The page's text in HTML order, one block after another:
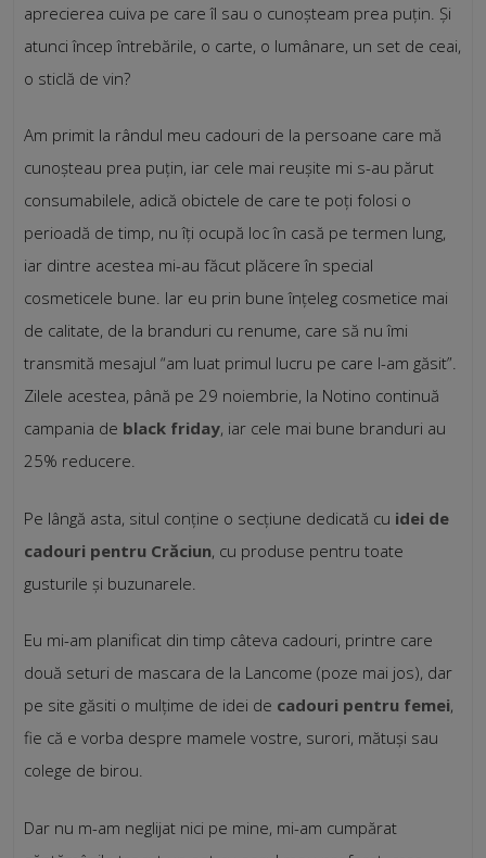
aprecierea cuiva pe care îl sau o cunoșteam prea puțin. Și
atunci încep întrebările, o carte, o lumânare, un set de ceai,
o sticlă de vin?
Am primit la rândul meu cadouri de la persoane care mă
cunoșteau prea puțin, iar cele mai reușite mi s-au părut
consumabilele, adică obictele de care te poți folosi o
perioadă de timp, nu îți ocupă loc în casă pe termen lung,
iar dintre acestea mi-au făcut plăcere în special
cosmeticele bune. Iar eu prin bune înțeleg cosmetice mai
de calitate, de la branduri cu renume, care să nu îmi
transmită mesajul “am luat primul lucru pe care l-am găsit”.
Zilele acestea, până pe 29 noiembrie, la Notino continuă
campania de black friday, iar cele mai bune branduri au
25% reducere.
Pe lângă asta, situl conține o secțiune dedicată cu idei de
cadouri pentru Crăciun, cu produse pentru toate
gusturile și buzunarele.
Eu mi-am planificat din timp câteva cadouri, printre care
două seturi de mascara de la Lancome (poze mai jos), dar
pe site găsiti o mulțime de idei de cadouri pentru femei,
fie că e vorba despre mamele vostre, surori, mătuși sau
colege de birou.
Dar nu m-am neglijat nici pe mine, mi-am cumpărat